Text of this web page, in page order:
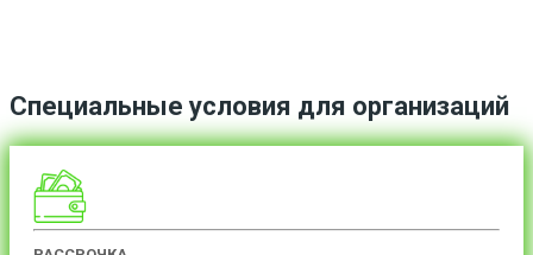
Специальные условия для организаций